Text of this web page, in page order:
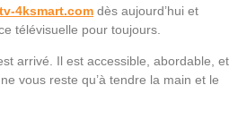
4ksmart.com dès aujourd’hui et
télévisuelle pour toujours.
arrivé. Il est accessible, abordable, et
vous reste qu’à tendre la main et le